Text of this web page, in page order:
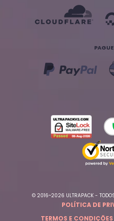
© 2016~2026 ULTRAPACK -
POLÍTICA DE
TERMOS E CONDIÇÕES